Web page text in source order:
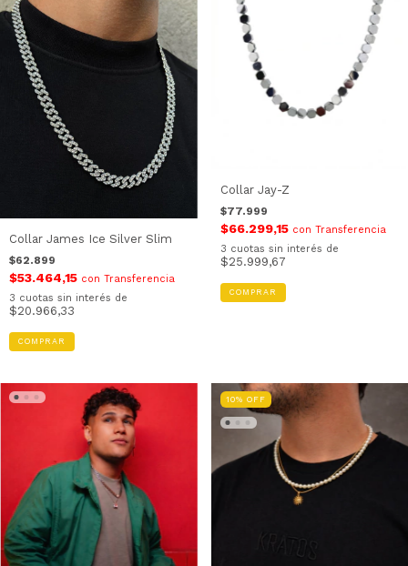
Collar James Ice Silver Slim
$62.899
$53.464,15 con Transferencia
3 cuotas sin interés de
$20.966,33
COMPRAR
Collar Jay-Z
$77.999
$66.299,15 con Transferencia
3 cuotas sin interés de
$25.999,67
COMPRAR
10% OFF